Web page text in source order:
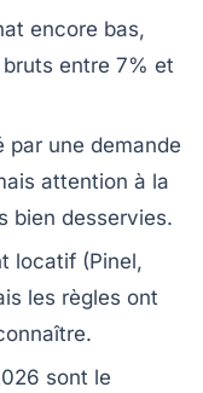
encore bas,
entre 7% et
une demande
attention à la
bien desservies.
locatif (Pinel,
les règles ont
sont le